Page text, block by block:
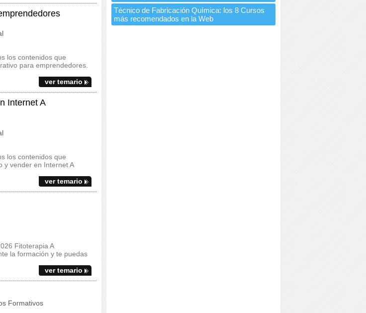
los contenidos que
para emprendedores.
ver temario
Internet A
los contenidos que
y vender en Internet A
ver temario
Fitoterapia A
la formación y te puedas
ver temario
Formativos
Técnico de Fabricación Química: los 8 Cursos
más recomendados en la Web